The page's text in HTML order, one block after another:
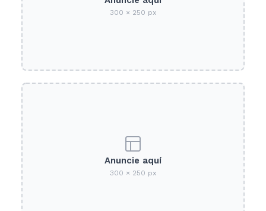
300 × 250 px
Anuncie aquí
300 × 250 px